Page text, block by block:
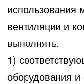
использования
вентиляции и
выполнять:
1)
оборудования